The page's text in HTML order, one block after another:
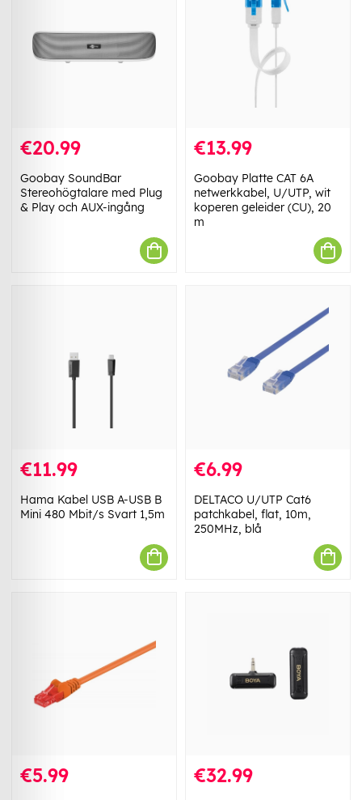
€20.99
Goobay SoundBar
Stereohögtalare med Plug
& Play och AUX-ingång
€13.99
Goobay Platte CAT 6A
netwerkkabel, U/UTP, wit
koperen geleider (CU), 20
m
€11.99
Hama Kabel USB A-USB B
Mini 480 Mbit/s Svart 1,5m
€6.99
DELTACO U/UTP Cat6
patchkabel, flat, 10m,
250MHz, blå
€5.99 €32.99